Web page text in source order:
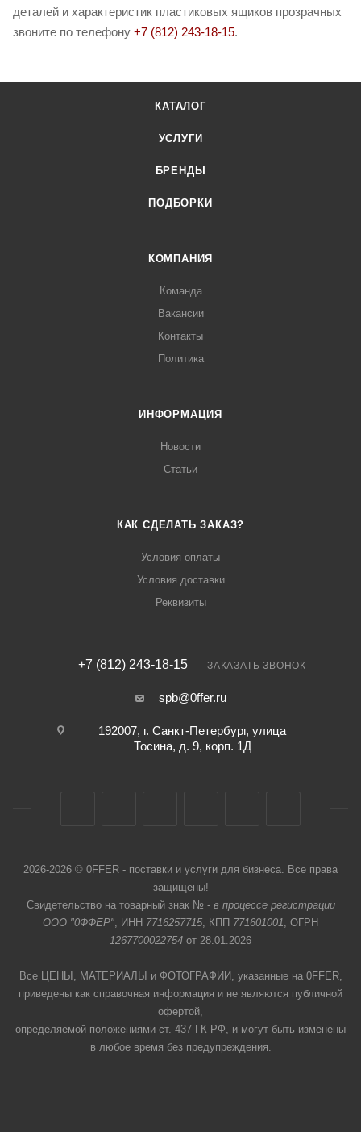
деталей и характеристик пластиковых ящиков прозрачных
звоните по телефону +7 (812) 243-18-15.
КАТАЛОГ
УСЛУГИ
БРЕНДЫ
ПОДБОРКИ
КОМПАНИЯ
Команда
Вакансии
Контакты
Политика
ИНФОРМАЦИЯ
Новости
Статьи
КАК СДЕЛАТЬ ЗАКАЗ?
Условия оплаты
Условия доставки
Реквизиты
+7 (812) 243-18-15 ЗАКАЗАТЬ ЗВОНОК
spb@0ffer.ru
192007, г. Санкт-Петербург, улица
Тосина, д. 9, корп. 1Д
2026-2026 © 0FFER - поставки и услуги для бизнеса. Все права
защищены!
Свидетельство на товарный знак № - в процессе регистрации
ООО "0ФФЕР", ИНН 7716257715, КПП 771601001, ОГРН
1267700022754 от 28.01.2026
Все ЦЕНЫ, МАТЕРИАЛЫ и ФОТОГРАФИИ, указанные на 0FFER,
приведены как справочная информация и не являются публичной
офертой,
определяемой положениями ст. 437 ГК РФ, и могут быть изменены
в любое время без предупреждения.